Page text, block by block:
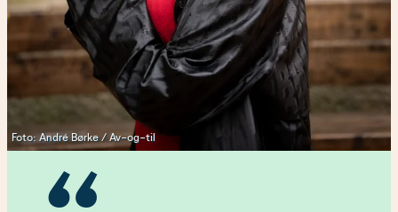
Foto: André Børke / Av-og-til